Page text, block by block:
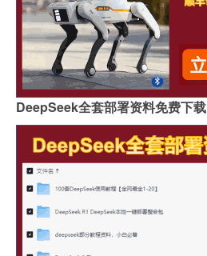
DeepSeek全套部署资料免费下载